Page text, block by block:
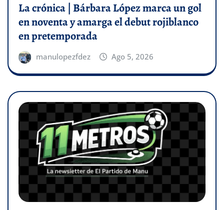
La crónica | Bárbara López marca un gol
en noventa y amarga el debut rojiblanco
en pretemporada
manulopezfdez Ago 5, 2026